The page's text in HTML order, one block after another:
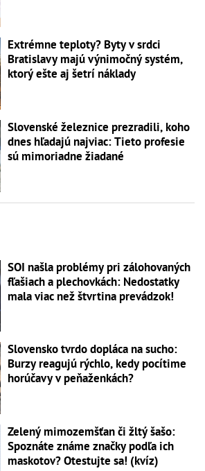
Extrémne teploty? Byty v srdci
Bratislavy majú výnimočný systém,
ktorý ešte aj šetrí náklady
Slovenské železnice prezradili, koho
dnes hľadajú najviac: Tieto profesie
sú mimoriadne žiadané
SOI našla problémy pri zálohovaných
fľašiach a plechovkách: Nedostatky
mala viac než štvrtina prevádzok!
Slovensko tvrdo dopláca na sucho:
Burzy reagujú rýchlo, kedy pocítime
horúčavy v peňaženkách?
Zelený mimozemšťan či žltý šašo:
Spoznáte známe značky podľa ich
maskotov? Otestujte sa! (kvíz)